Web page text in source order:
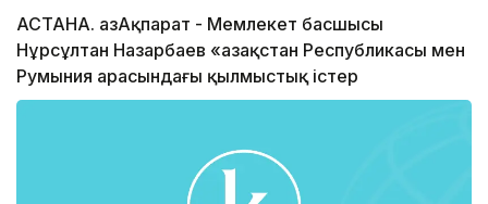
АСТАНА. ҚазАқпарат - Мемлекет басшысы
Нұрсұлтан Назарбаев «Қазақстан Республикасы мен
Румыния арасындағы қылмыстық істер